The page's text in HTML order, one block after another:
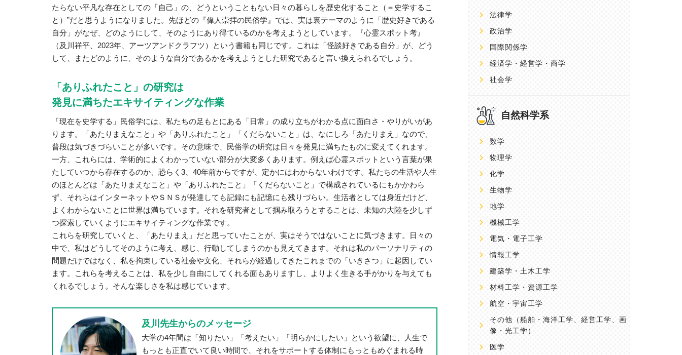
たらない平凡な存在としての「自己」の、どうということもない日々の暮らしを歴史化すること（＝史学するこ
と）”だと思うようになりました。先ほどの『偉人崇拝の民俗学』では、実は裏テーマのように「歴史好きである
自分」がなぜ、どのようにして、そのようにあり得ているのかを考えようとしています。『心霊スポット考』
（及川祥平、2023年、アーツアンドクラフツ）という書籍も同じです。これは「怪談好きである自分」が、どう
して、またどのように、そのような自分であるかを考えようとした研究であると言い換えられるでしょう。
「ありふれたこと」の研究は
発見に満ちたエキサイティングな作業
「現在を史学する」民俗学には、私たちの足もとにある「日常」の成り立ちがわかる点に面白さ・やりがいがあ
ります。「あたりまえなこと」や「ありふれたこと」「くだらないこと」は、なにしろ「あたりまえ」なので、
普段は気づきづらいことが多いです。その意味で、民俗学の研究は日々を発見に満ちたものに変えてくれます。
一方、これらには、学術的によくわかっていない部分が大変多くあります。例えば心霊スポットという言葉が果
たしていつから存在するのか、恐らく3、40年前からですが、定かにはわからないわけです。私たちの生活や人生
のほとんどは「あたりまえなこと」や「ありふれたこと」「くだらないこと」で構成されているにもかかわら
ず、それらはインターネットやＳＮＳが発達しても記録にも記憶にも残りづらい。生活者としては身近だけど、
よくわからないことに世界は満ちています。それを研究者として掴み取ろうとすることは、未知の大陸を少しず
つ探索していくようにエキサイティングな作業です。
これらを研究していくと、「あたりまえ」だと思っていたことが、実はそうではないことに気づきます。日々の
中で、私はどうしてそのように考え、感じ、行動してしまうのかも見えてきます。それは私のパーソナリティの
問題だけではなく、私を拘束している社会や文化、それらが経過してきたこれまでの「いきさつ」に起因してい
ます。これらを考えることは、私を少し自由にしてくれる面もありますし、よりよく生きる手がかりを与えても
くれるでしょう。そんな楽しさを私は感じています。
及川先生からのメッセージ
大学の4年間は「知りたい」「考えたい」「明らかにしたい」という欲望に、人生で
もっとも正直でいて良い時間で、それをサポートする体制にもっともめぐまれる時
法律学
政治学
国際関係学
経済学・経営学・商学
社会学
自然科学系
数学
物理学
化学
生物学
地学
機械工学
電気・電子工学
情報工学
建築学・土木工学
材料工学・資源工学
航空・宇宙工学
その他 （船舶・海洋工学、経営工学、画
像・光工学）
医学